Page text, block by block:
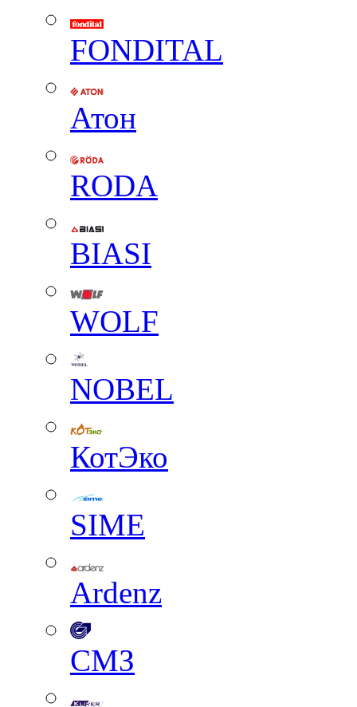
FONDITAL
Атон
RODA
BIASI
WOLF
NOBEL
КотЭко
SIME
Ardenz
СМЗ